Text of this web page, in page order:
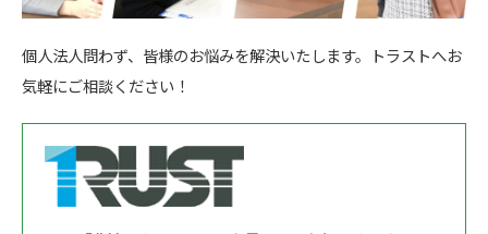
個人法人問わず、皆様のお悩みを解決いたします。トラストへお
気軽にご相談ください！